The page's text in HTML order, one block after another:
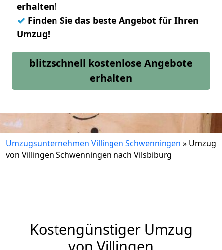
erhalten!
✓ Finden Sie das beste Angebot für Ihren
Umzug!
blitzschnell kostenlose Angebote
erhalten
Umzugsunternehmen Villingen Schwenningen » Umzug
von Villingen Schwenningen nach Vilsbiburg
Kostengünstiger Umzug
von Villingen